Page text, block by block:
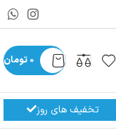
0 تومان
تخفیف های روز